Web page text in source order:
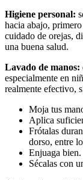
Higiene personal:
hacia abajo,
cuidado de orejas,
una buena salud.
Lavado de manos:
especialmente en
realmente efectivo,
Moja tus
Aplica
Frótalas
dorso, entre
Enjuaga bien.
Sécalas con